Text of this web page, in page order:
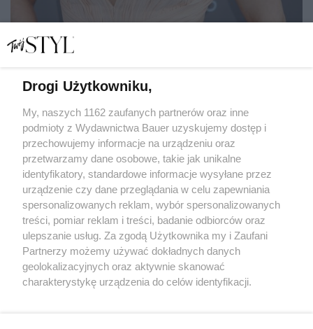
Hayden Panettiere – była partnerka słynnego pięściarza
uzależnieniach, przez które straciła córkę
MATYLDA NOWAK
Drogi Użytkowniku,
My, naszych 1162 zaufanych partnerów oraz inne
podmioty z Wydawnictwa Bauer uzyskujemy dostęp i
przechowujemy informacje na urządzeniu oraz
przetwarzamy dane osobowe, takie jak unikalne
identyfikatory, standardowe informacje wysyłane przez
urządzenie czy dane przeglądania w celu zapewniania
spersonalizowanych reklam, wybór spersonalizowanych
treści, pomiar reklam i treści, badanie odbiorców oraz
ulepszanie usług. Za zgodą Użytkownika my i Zaufani
Partnerzy możemy używać dokładnych danych
geolokalizacyjnych oraz aktywnie skanować
charakterystykę urządzenia do celów identyfikacji.